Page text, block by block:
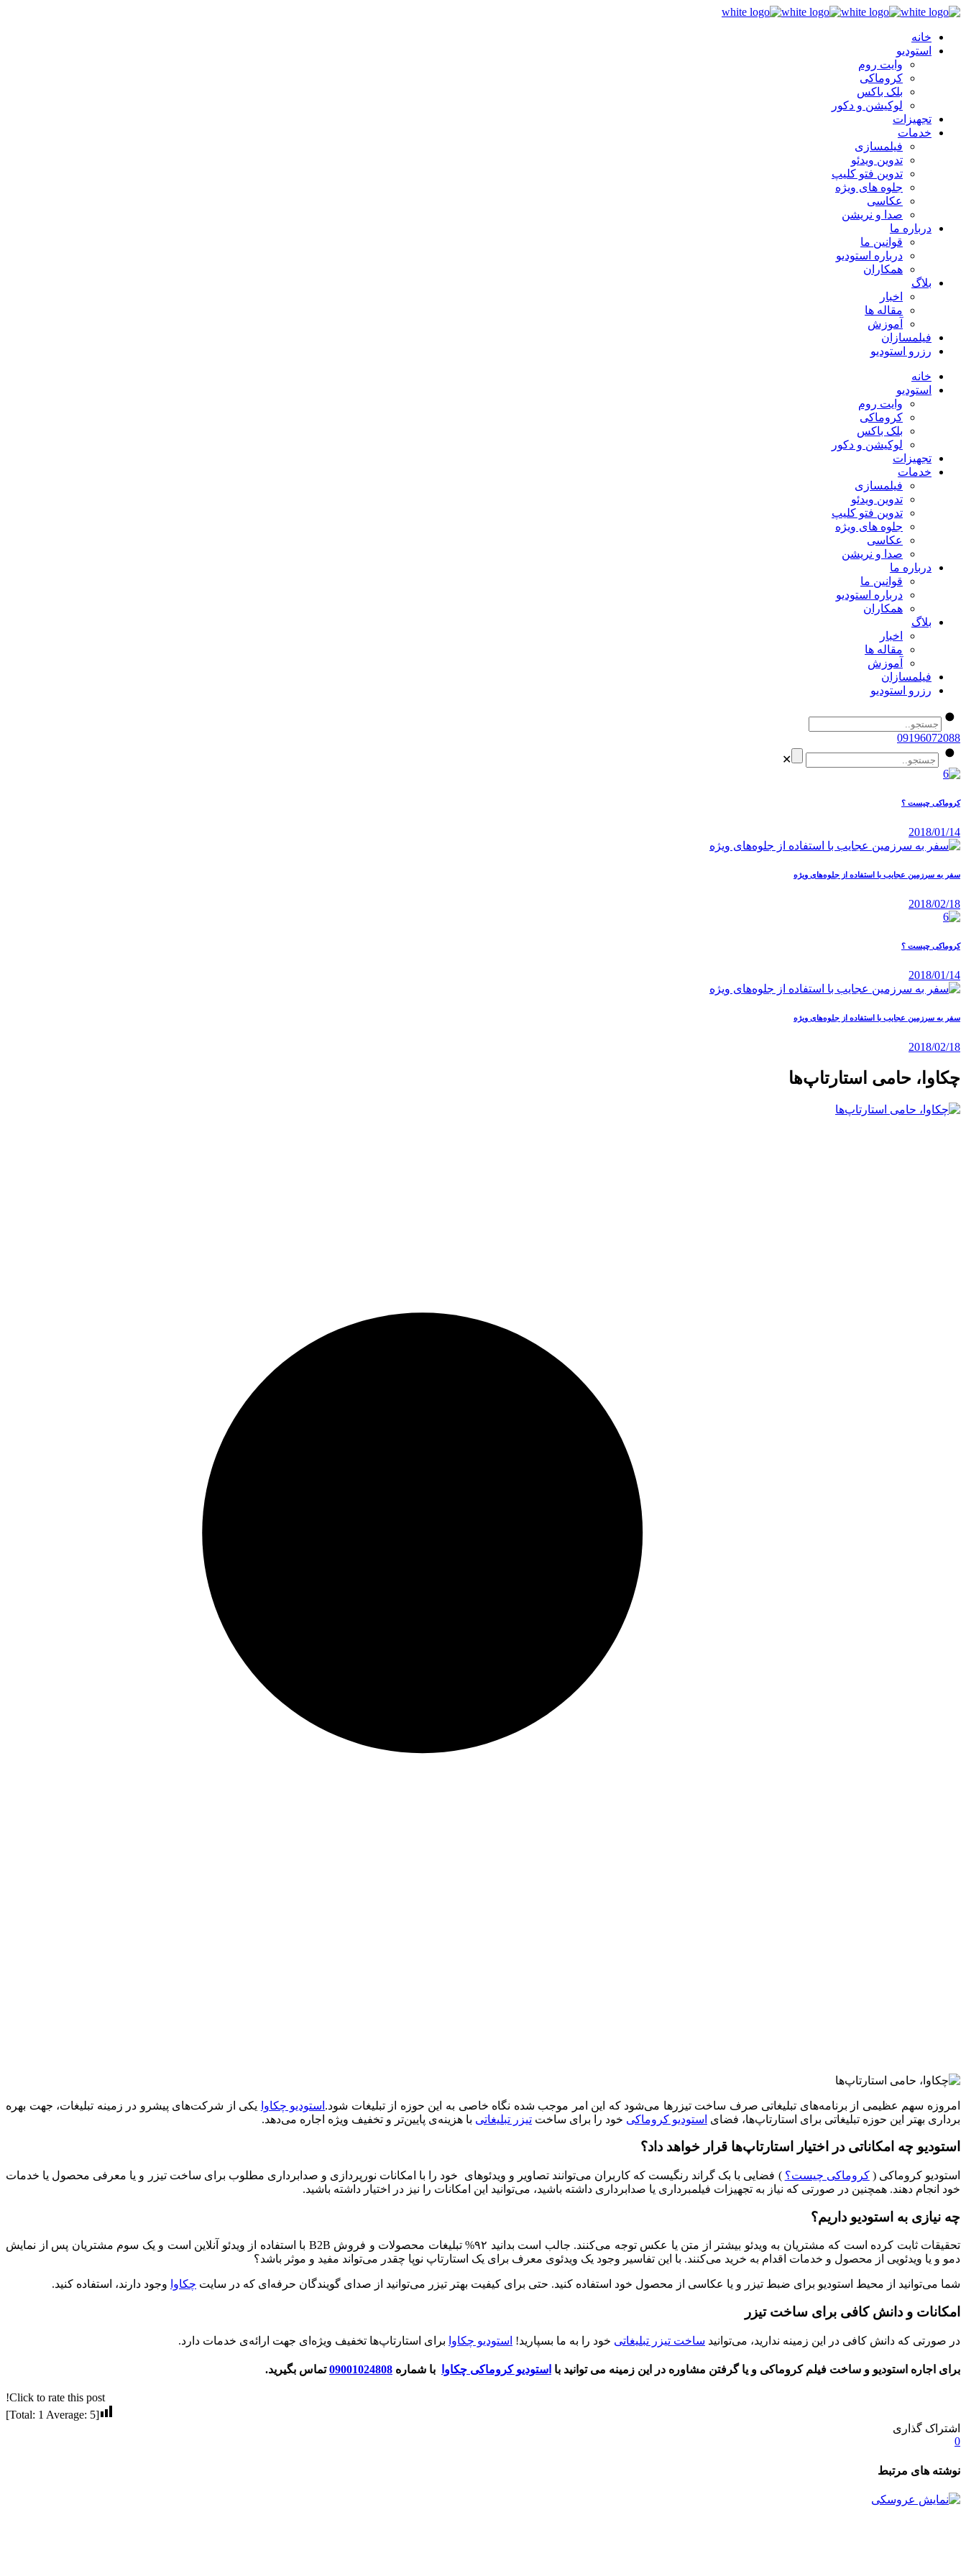
خانه
استودیو
وایت روم
کروماکی
بلک باکس
لوکیشن و دکور
تجهیزات
خدمات
فیلمسازی
تدوین ویدئو
تدوین فتو کلیپ
جلوه های ویژه
عکاسی
صدا و نریشن
درباره ما
قوانین ما
درباره استودیو
همکاران
بلاگ
اخبار
مقاله ها
آموزش
فیلمسازان
رزرو استودیو
خانه
استودیو
وایت روم
کروماکی
بلک باکس
لوکیشن و دکور
تجهیزات
خدمات
فیلمسازی
تدوین ویدئو
تدوین فتو کلیپ
جلوه های ویژه
عکاسی
صدا و نریشن
درباره ما
قوانین ما
درباره استودیو
همکاران
بلاگ
اخبار
مقاله ها
آموزش
فیلمسازان
رزرو استودیو
09196072088
✕
کروماکی چیست ؟
2018/01/14
سفر به سرزمین عجایب با استفاده از جلوه‌های ویژه
2018/02/18
کروماکی چیست ؟
2018/01/14
سفر به سرزمین عجایب با استفاده از جلوه‌های ویژه
2018/02/18
چکاوا، حامی استارتاپ‌ها
امروزه سهم عظیمی از برنامه‌های تبلیغاتی صرف ساخت تیزرها می‌شود که این امر موجب شده نگاه خاصی به این حوزه از تبلیغات شود. استودیو چکاوا
یکی از شرکت‌های پیشرو در زمینه تبلیغات، جهت بهره
برداری بهتر این حوزه تبلیغاتی برای استارتاپ‌ها، فضای استودیو کروماکی خود را برای ساخت تیزر تبلیغاتی با هزینه‌ی پایین‌تر و تخفیف ویژه اجاره می‌دهد.
استودیو چه امکاناتی در اختیار استارتاپ‌ها قرار خواهد داد؟
استودیو کروماکی (کروماکی چیست؟ ) فضایی با بک گراند رنگیست که کاربران می‌توانند تصاویر و ویدئوهای خود را با امکانات نورپردازی و صدابرداری مطلوب برای ساخت تیزر و یا معرفی محصول یا خدمات
خود انجام دهند. همچنین در صورتی که نیاز به تجهیزات فیلمبرداری یا صدابرداری داشته باشید، می‌توانید این امکانات را نیز در اختیار داشته باشید.
چه نیازی به استودیو داریم؟
تحقیقات ثابت کرده است که مشتریان به ویدئو بیشتر از متن یا عکس توجه می‌کنند. جالب است بدانید ۹۲% تبلیغات محصولات و فروش B2B با استفاده از ویدئو آنلاین است و یک سوم مشتریان پس از نمایش
دمو و یا ویدئویی از محصول و خدمات اقدام به خرید می‌کنند. با این تفاسیر وجود یک ویدئوی معرف برای یک استارتاپ نوپا چقدر می‌تواند مفید و موثر باشد؟
شما می‌توانید از محیط استودیو برای ضبط تیزر و یا عکاسی از محصول خود استفاده کنید. حتی برای کیفیت بهتر تیزر می‌توانید از صدای گویندگان حرفه‌ای که در سایت چکاوا وجود دارند، استفاده کنید.
امکانات و دانش کافی برای ساخت تیزر
در صورتی که دانش کافی در این زمینه ندارید، می‌توانید ساخت تیزر تبلیغاتی خود را به ما بسپارید! استودیو چکاوا برای استارتاپ‌ها تخفیف ویژه‌ای جهت ارائه‌ی خدمات دارد.
برای اجاره استودیو و ساخت فیلم کروماکی و یا گرفتن مشاوره در این زمینه می توانید با استودیو کروماکی چکاوا با شماره 09001024808تماس بگیرید.
Click to rate this post!
[Total:
1 Average: 5
]
اشتراک گذاری
0
نوشته های مرتبط